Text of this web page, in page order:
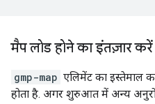
मैप लोड होने का इंतज़ार करें
gmp-map एलिमेंट का इस्तेमाल
होता है. अगर शुरुआत में अन्य